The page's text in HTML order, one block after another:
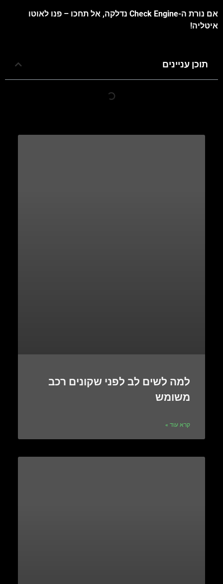
אם נורת ה-Check Engine נדלקה, אל תחכו – פנו לאוטו
איטליה!
תוכן עניינים
למה לשים לב לפני שקונים רכב
משומש
קרא עוד »